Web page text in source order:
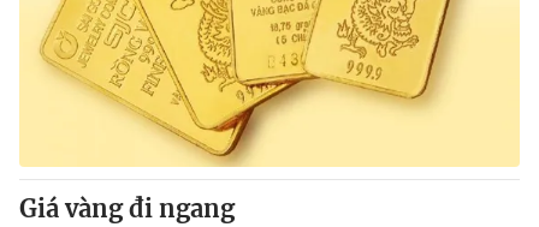
Chất lượng cuộc sống
Học trực tuyến
Công nghệ
Hitech Công nghệ tương lai
Sản phẩm
Tư vấn
Giao lưu trực tuyến
Giá vàng đi ngang